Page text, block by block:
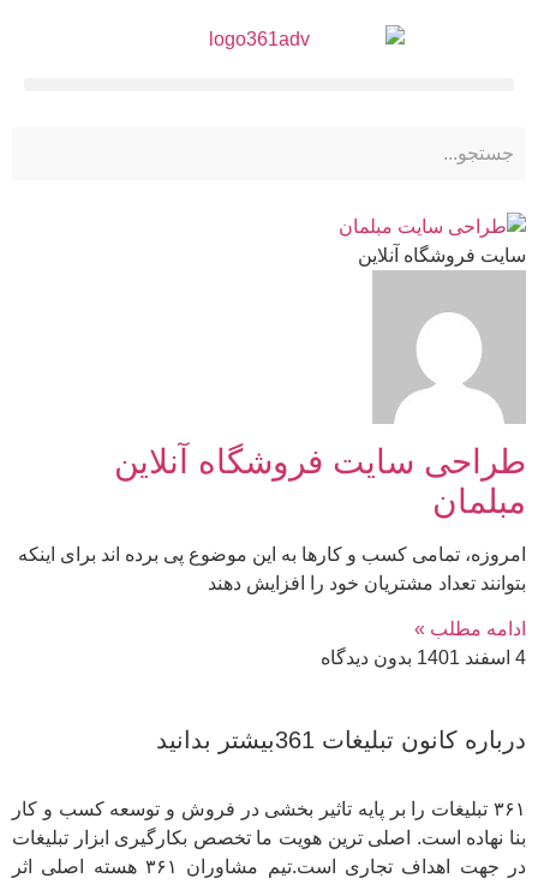
سایت فروشگاه آنلاین
طراحی سایت فروشگاه آنلاین
مبلمان
امروزه، تمامی کسب و کارها به این موضوع پی برده اند برای اینکه
بتوانند تعداد مشتریان خود را افزایش دهند
ادامه مطلب »
4 اسفند 1401
بدون دیدگاه
درباره کانون تبلیغات 361بیشتر بدانید
۳۶۱ تبلیغات را بر پایه تاثیر بخشی در فروش و توسعه کسب و کار
بنا نهاده است. اصلی ترین هویت ما تخصص بکارگیری ابزار تبلیغات
در جهت اهداف تجاری است.تیم مشاوران ۳۶۱ هسته اصلی اثر